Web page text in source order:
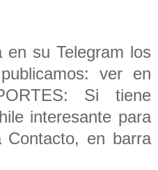
en su Telegram los
ver en
Si tiene
interesante para
Contacto, en barra